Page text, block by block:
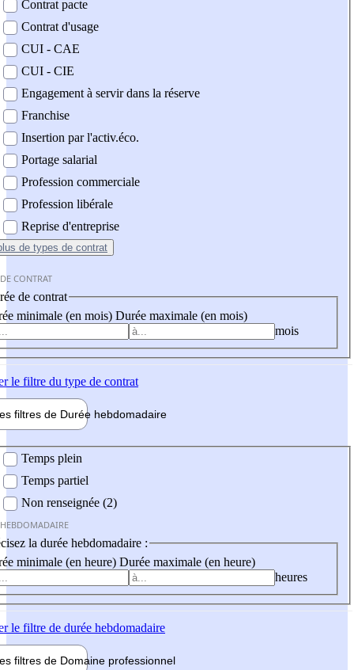
Contrat pacte
Contrat d'usage
CUI - CAE
CUI - CIE
Engagement à servir dans la réserve
Franchise
Insertion par l'activ.éco.
Portage salarial
Profession commerciale
Profession libérale
Reprise d'entreprise
de types de contrat
CONTRAT
de contrat
minimale (en mois) Durée maximale (en mois)
mois
le filtre du type de contrat
filtres de Durée hebdomadaire
Temps plein
Temps partiel
Non renseignée (2)
la durée hebdomadaire :
minimale (en heure) Durée maximale (en heure)
heures
le filtre de durée hebdomadaire
filtres de Domaine professionnel